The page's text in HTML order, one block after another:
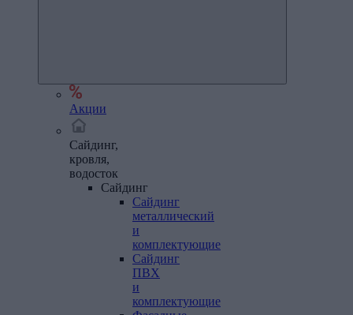
Акции
Сайдинг,
кровля,
водосток
Сайдинг
Сайдинг
металлический
и
комплектующие
Сайдинг
ПВХ
и
комплектующие